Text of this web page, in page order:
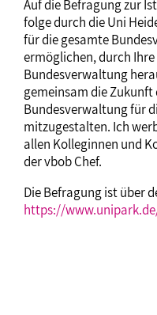
Auf die Befragung zur
folge durch die Uni
für die gesamte
ermöglichen, durch
Bundesverwaltung
gemeinsam die Zukunft
Bundesverwaltung für
mitzugestalten. Ich
allen Kolleginnen und
der vbob Chef.
Die Befragung ist über
https://